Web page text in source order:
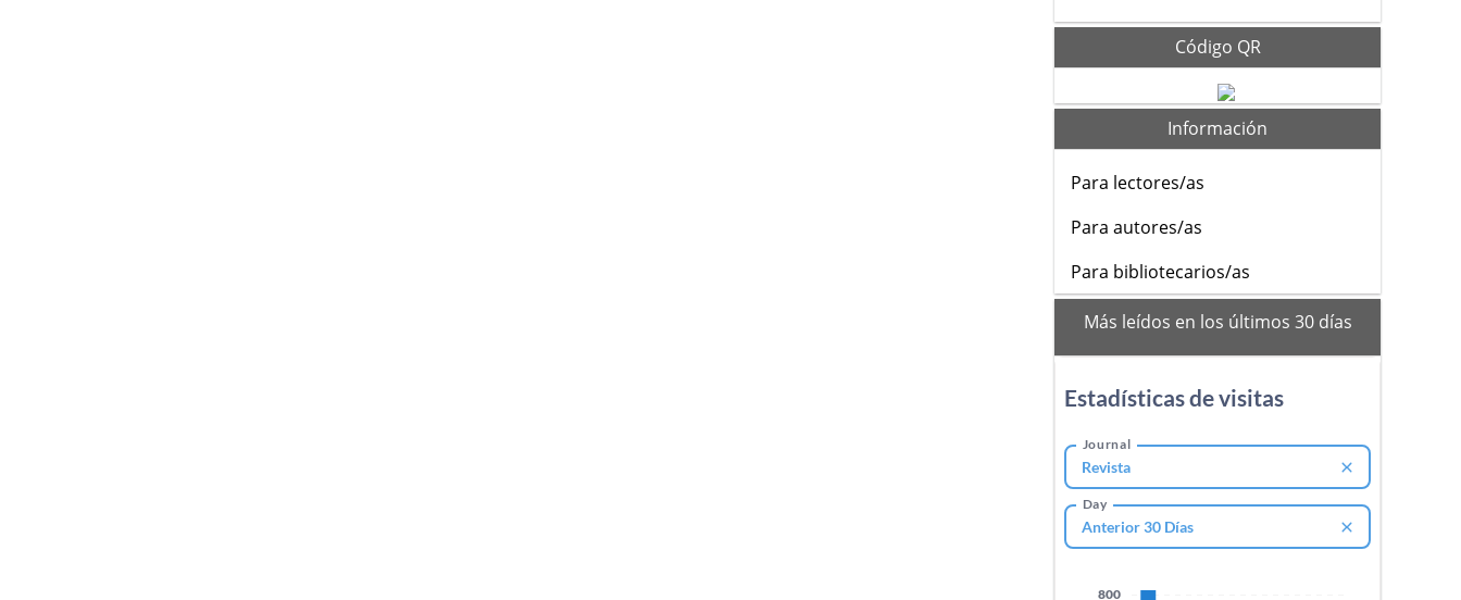
Código QR
Información
Para lectores/as
Para autores/as
Para bibliotecarios/as
mas_vistos
Más leídos en los últimos 30 días